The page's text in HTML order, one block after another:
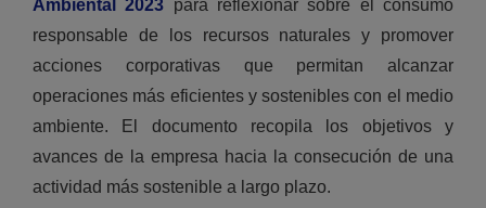
Ambiental 2023 para reflexionar sobre el consumo
responsable de los recursos naturales y promover
acciones corporativas que permitan alcanzar
operaciones más eficientes y sostenibles con el medio
ambiente. El documento recopila los objetivos y
avances de la empresa hacia la consecución de una
actividad más sostenible a largo plazo.